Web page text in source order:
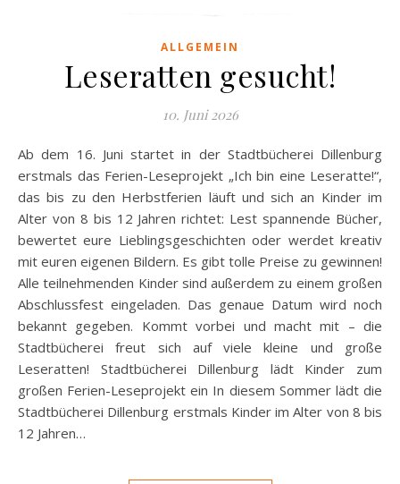
ALLGEMEIN
Leseratten gesucht!
10. Juni 2026
Ab dem 16. Juni startet in der Stadtbücherei Dillenburg
erstmals das Ferien-Leseprojekt „Ich bin eine Leseratte!“,
das bis zu den Herbstferien läuft und sich an Kinder im
Alter von 8 bis 12 Jahren richtet: Lest spannende Bücher,
bewertet eure Lieblingsgeschichten oder werdet kreativ
mit euren eigenen Bildern. Es gibt tolle Preise zu gewinnen!
Alle teilnehmenden Kinder sind außerdem zu einem großen
Abschlussfest eingeladen. Das genaue Datum wird noch
bekannt gegeben. Kommt vorbei und macht mit – die
Stadtbücherei freut sich auf viele kleine und große
Leseratten! Stadtbücherei Dillenburg lädt Kinder zum
großen Ferien-Leseprojekt ein In diesem Sommer lädt die
Stadtbücherei Dillenburg erstmals Kinder im Alter von 8 bis
12 Jahren…